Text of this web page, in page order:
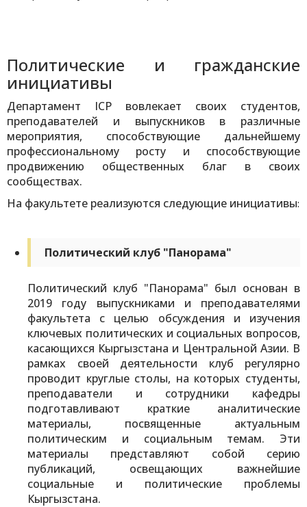
Политические и гражданские
инициативы
Департамент ICP вовлекает своих студентов,
преподавателей и выпускников в различные
мероприятия, способствующие дальнейшему
профессиональному росту и способствующие
продвижению общественных благ в своих
сообществах.
На факультете реализуются следующие инициативы:
Политический клуб "Панорама"
Политический клуб "Панорама" был основан в
2019 году выпускниками и преподавателями
факультета с целью обсуждения и изучения
ключевых политических и социальных вопросов,
касающихся Кыргызстана и Центральной Азии. В
рамках своей деятельности клуб регулярно
проводит круглые столы, на которых студенты,
преподаватели и сотрудники кафедры
подготавливают краткие аналитические
материалы, посвященные актуальным
политическим и социальным темам. Эти
материалы представляют собой серию
публикаций, освещающих важнейшие
социальные и политические проблемы
Кыргызстана.